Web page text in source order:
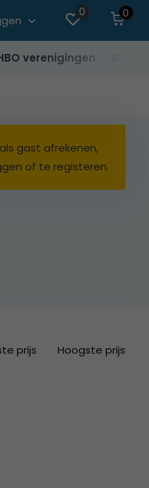
0
0
verenigingen
gast afrekenen,
of te registeren.
prijs Hoogste prijs